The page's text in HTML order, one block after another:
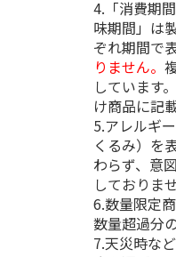
4.「消費期
味期間」は
ぞれ期間で
りません。
しています
け商品に記
5.アレルギ
くるみ）を
わらず、意
しておりま
6.数量限定
数量超過分
7.天災時な